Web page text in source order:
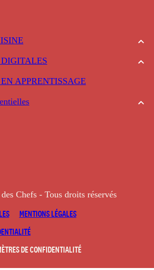
APPRENTISSAGE
Chefs - Tous droits réservés
MENTIONS LÉGALES
DE CONFIDENTIALITÉ